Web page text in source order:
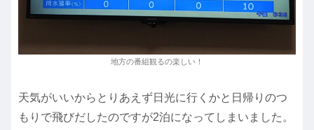
地方の番組観るの楽しい！
天気がいいからとりあえず日光に行くかと日帰りのつ
もりで飛びだしたのですが2泊になってしまいました。